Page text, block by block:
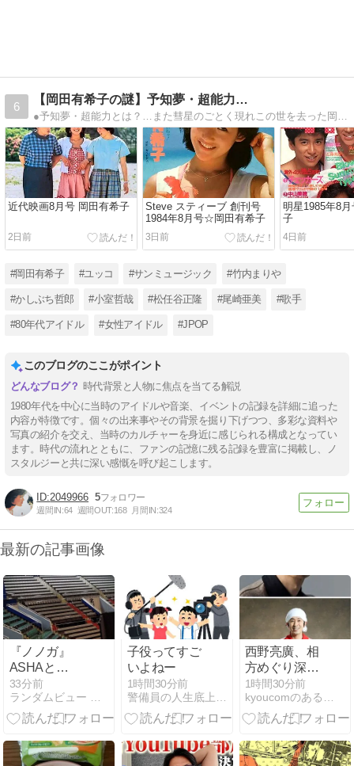
6
【岡田有希子の謎】予知夢・超能力…
●予知夢・超能力とは？…また彗星のごとく現れこの世を去った岡田有希子の謎に迫る!!
近代映画8月号 岡田有希子
2日前
Steve スティーブ 創刊号
1984年8月号☆岡田有希子
3日前
明星1985年8
子
4日前
#岡田有希子 #ユッコ #サンミュージック #竹内まりや
#かしぶち哲郎 #小室哲哉 #松任谷正隆 #尾崎亜美 #歌手
#80年代アイドル #女性アイドル #JPOP
このブログのここがポイント
時代背景と人物に焦点を当てる解説
1980年代を中心に当時のアイドルや音楽、イベントの記録を詳細に追った
内容が特徴です。個々の出来事やその背景を掘り下げつつ、多彩な資料や
写真の紹介を交え、当時のカルチャーを身近に感じられる構成となってい
ます。時代の流れとともに、ファンの記憶に残る記録を豊富に掲載し、ノ
スタルジーと共に深い感慨を呼び起こします。
2049966 5
週間IN:64 週間OUT:168 月間IN:324
最新の記事画像
『ノノガ』
ASHAと
KOKONAが
TAKARAでデ
ビュー/ 新人賞
STARGLOW
がアルバム
34分前
ランダムビュー アソート
子役ってすご
いよねー
1時間30分前
警備員の人生底上げブログ「ウントコショ」
西野亮廣、相
方めぐり深く
お詫び「原因
は、お笑いが
下手だからで
1時間30分前
kyoucomのあることないこと